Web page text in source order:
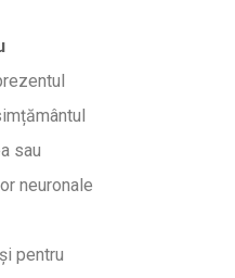
sau
neuronale
pentru